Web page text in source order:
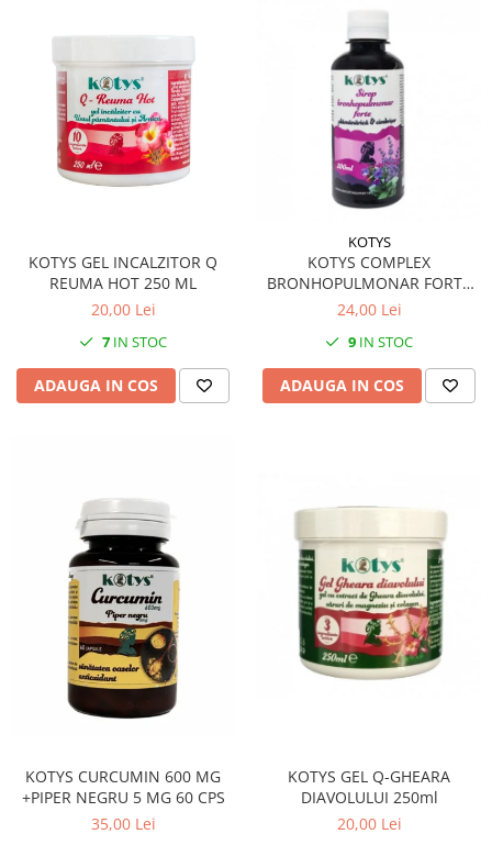
KOTYS GEL INCALZITOR Q
REUMA HOT 250 ML
20,00 Lei
7 IN STOC
ADAUGA IN COS
KOTYS
KOTYS COMPLEX
BRONHOPULMONAR FORTE
SIROP 200 ML
24,00 Lei
9 IN STOC
ADAUGA IN COS
KOTYS CURCUMIN 600 MG
+PIPER NEGRU 5 MG 60 CPS
35,00 Lei
KOTYS GEL Q-GHEARA
DIAVOLULUI 250ml
20,00 Lei